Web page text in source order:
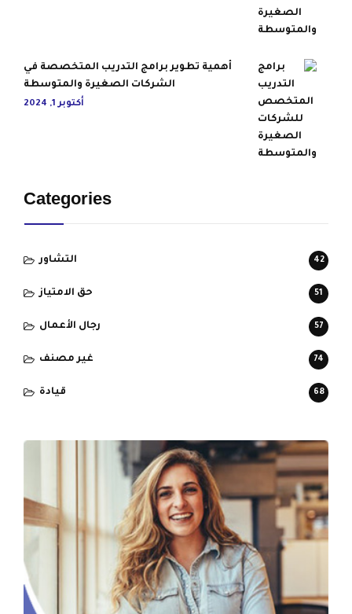
أهمية تطوير برامج التدريب المتخصصة في
الشركات الصغيرة والمتوسطة
أكتوبر 1, 2024
Categories
التشاور 42
حق الامتياز 51
رجال الأعمال 57
غير مصنف 74
قيادة 68